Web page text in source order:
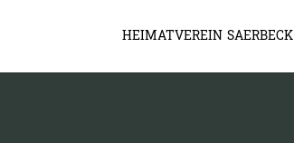
HEIMATVEREIN SAERBECK